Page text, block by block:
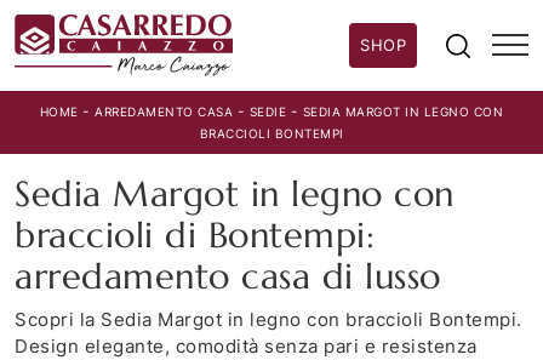
SHOP
HOME -ARREDAMENTO CASA - SEDIE - SEDIA MARGOT IN LEGNO CON
BRACCIOLI BONTEMPI
Sedia Margot in legno con
braccioli di Bontempi:
arredamento casa di lusso
Scopri la Sedia Margot in legno con braccioli Bontempi.
Design elegante, comodità senza pari e resistenza